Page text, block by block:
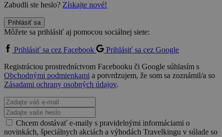
Zabudli ste heslo? Získajte nové!
Prihlásiť sa
Môžete sa prihlásiť aj pomocou sociálnej siete:
Prihlásiť sa cez Facebook
Prihlásiť sa cez Google
Registráciou prostredníctvom Facebooku či Google súhlasím s
Obchodnými podmienkami a potvrdzujem, že som sa zoznámil/a so
Zásadami ochrany osobných údajov.
Chcem dostávať e-maily s pravidelnými informáciami o
novinkách, špeciálnych akciách a výhodách Travelkingu v súlade so